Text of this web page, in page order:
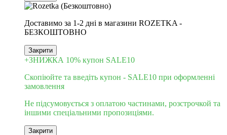
Доставимо за 1-2 дні в магазини ROZETKA -
БЕЗКОШТОВНО
Закрити
+ЗНИЖКА 10% купон SALE10
Скопіюйте та введіть купон - SALE10 при оформленні
замовлення
Не підсумовується з оплатою частинами, розстрочкой та
іншими спеціальними пропозиціями.
Закрити